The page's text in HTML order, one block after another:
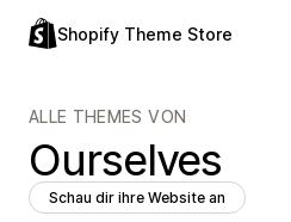
Shopify Theme Store
ALLE THEMES VON
Ourselves
Schau dir ihre Website an